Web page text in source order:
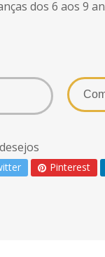
dos 6 aos 9
Pinterest